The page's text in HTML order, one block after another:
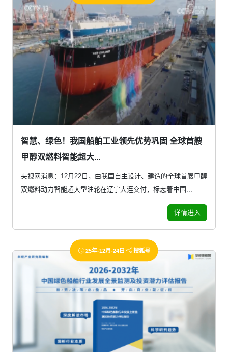
智慧、绿色！我国船舶工业领先优势巩固 全球首艘
甲醇双燃料智能超大...
央视网消息：12月22日，由我国自主设计、建造的全球首艘甲醇
双燃料动力智能超大型油轮在辽宁大连交付，标志着中国...
详情进入
25年-12月-24日 搜狐号